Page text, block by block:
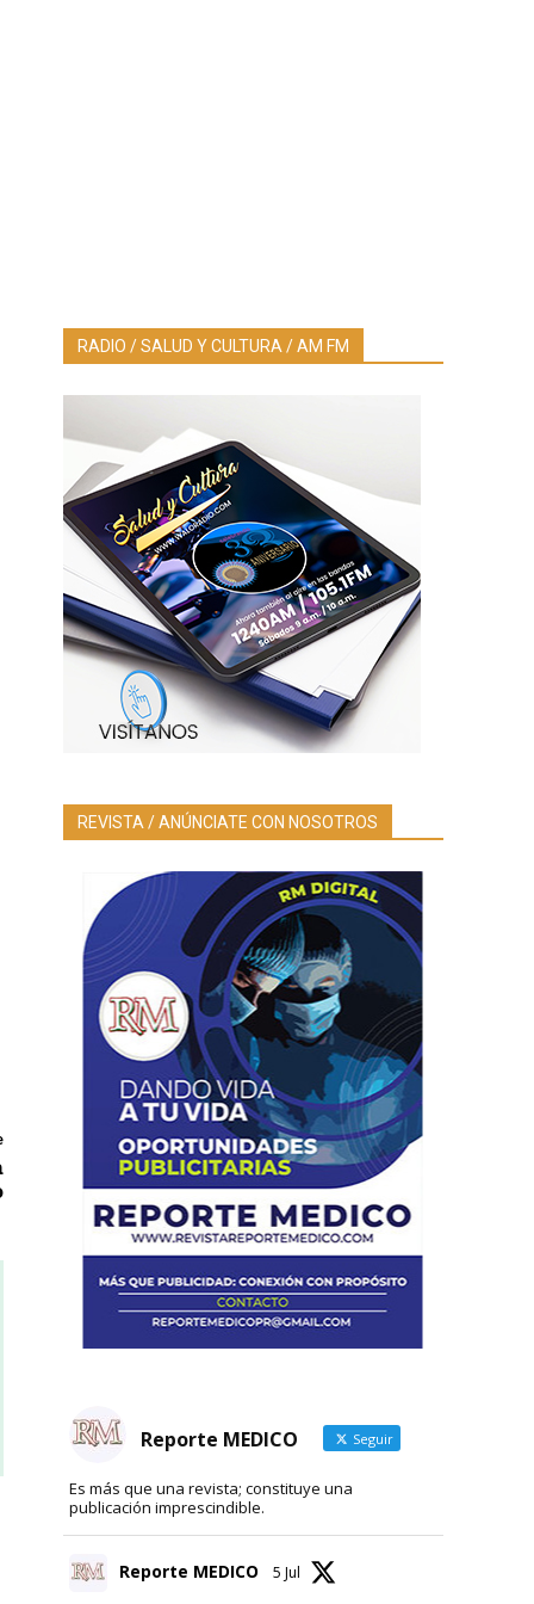
RADIO / SALUD Y CULTURA / AM FM
REVISTA / ANÚNCIATE CON NOSOTROS
Reporte MEDICO Seguir
Es más que una revista; constituye una
publicación imprescindible.
Reporte MEDICO 5 Jul